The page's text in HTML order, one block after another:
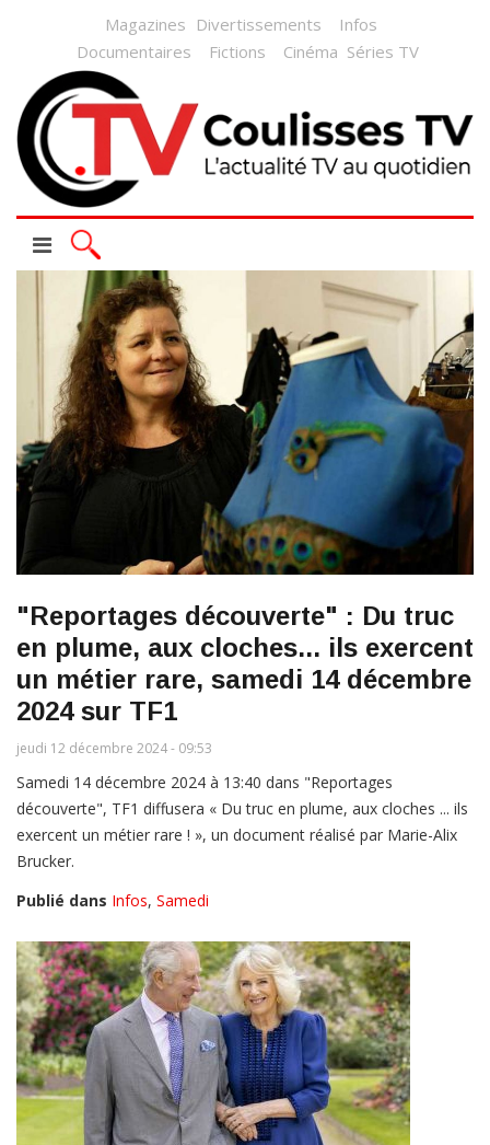
Magazines Divertissements
Infos
Documentaires
Fictions Cinéma Séries TV
"Reportages découverte" : Du truc
en plume, aux cloches... ils exercent
un métier rare, samedi 14 décembre
2024 sur TF1
jeudi 12 décembre 2024 - 09:53
Samedi 14 décembre 2024 à 13:40 dans "Reportages
découverte", TF1 diffusera « Du truc en plume, aux cloches ... ils
exercent un métier rare ! », un document réalisé par Marie-Alix
Brucker.
Publié dans Infos, Samedi